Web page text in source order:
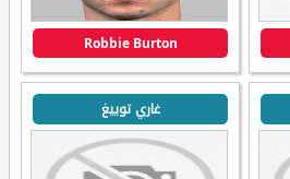
Robbie Burton
غاري توييغ